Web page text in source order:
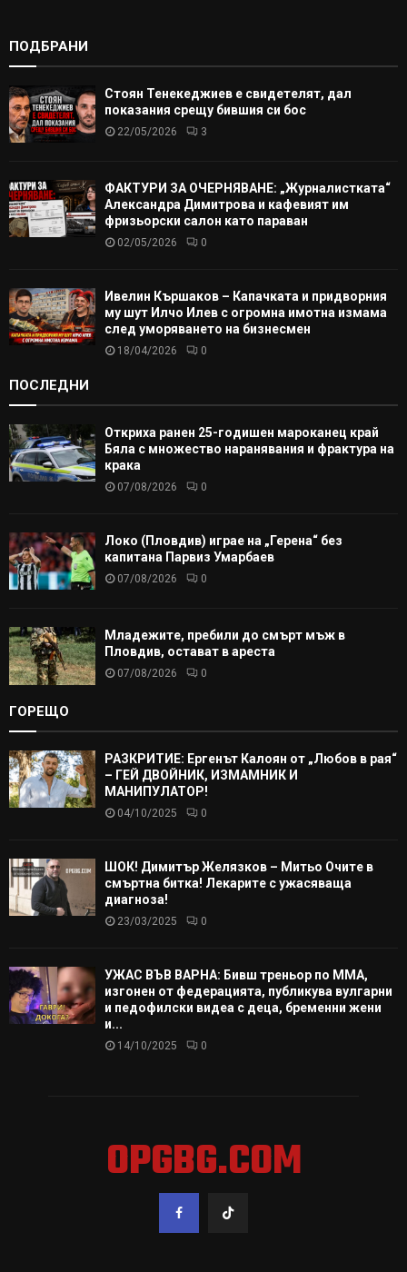
ПОДБРАНИ
Стоян Тенекеджиев е свидетелят, дал
показания срещу бившия си бос
22/05/2026 3
ФАКТУРИ ЗА ОЧЕРНЯВАНЕ: „Журналистката“
Александра Димитрова и кафевият им
фризьорски салон като параван
02/05/2026 0
Ивелин Кършаков – Капачката и придворния
му шут Илчо Илев с огромна имотна измама
след уморяването на бизнесмен
18/04/2026 0
ПОСЛЕДНИ
Откриха ранен 25-годишен мароканец край
Бяла с множество наранявания и фрактура на
крака
07/08/2026 0
Локо (Пловдив) играе на „Герена“ без
капитана Парвиз Умарбаев
07/08/2026 0
Младежите, пребили до смърт мъж в
Пловдив, остават в ареста
07/08/2026 0
ГОРЕЩО
РАЗКРИТИЕ: Ергенът Калоян от „Любов в рая“
– ГЕЙ ДВОЙНИК, ИЗМАМНИК И
МАНИПУЛАТОР!
04/10/2025 0
ШОК! Димитър Желязков – Митьо Очите в
смъртна битка! Лекарите с ужасяваща
диагноза!
23/03/2025 0
УЖАС ВЪВ ВАРНА: Бивш треньор по ММА,
изгонен от федерацията, публикува вулгарни
и педофилски видеа с деца, бременни жени
и...
14/10/2025 0
OPGBG.COM